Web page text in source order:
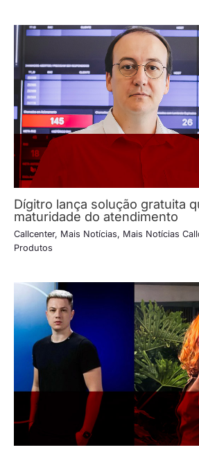
Dígitro lança solução gratuita
maturidade do atendimento
Callcenter, Mais Notícias, Mais Notícias
Produtos